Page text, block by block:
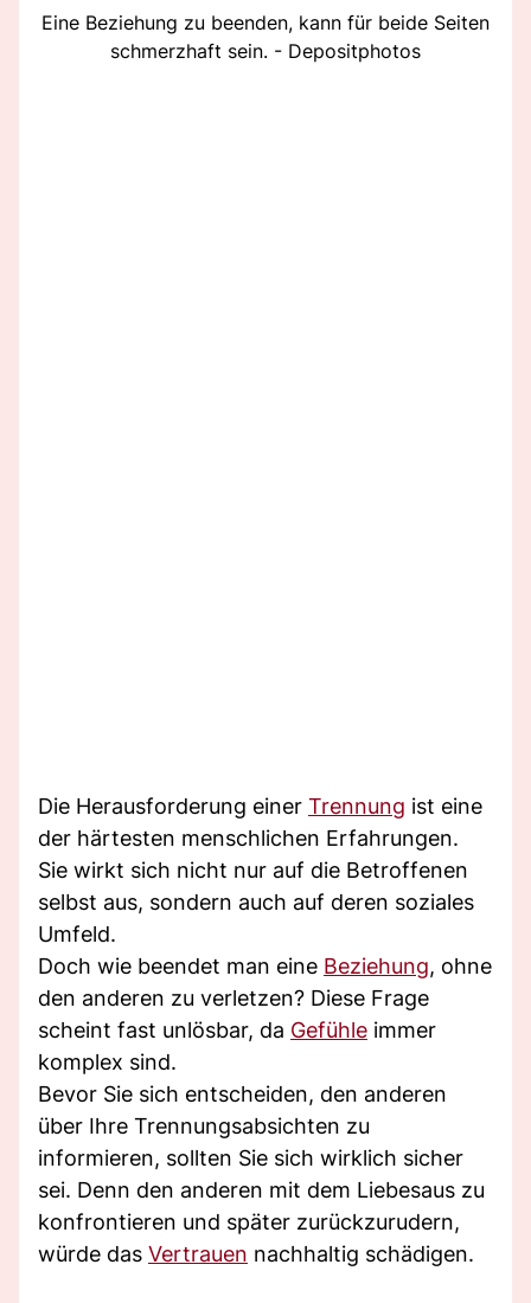
Eine Beziehung zu beenden, kann für beide Seiten
schmerzhaft sein. - Depositphotos
Die Herausforderung einer Trennung ist eine
der härtesten menschlichen Erfahrungen.
Sie wirkt sich nicht nur auf die Betroffenen
selbst aus, sondern auch auf deren soziales
Umfeld.
Doch wie beendet man eine Beziehung, ohne
den anderen zu verletzen? Diese Frage
scheint fast unlösbar, da Gefühle immer
komplex sind.
Bevor Sie sich entscheiden, den anderen
über Ihre Trennungsabsichten zu
informieren, sollten Sie sich wirklich sicher
sei. Denn den anderen mit dem Liebesaus zu
konfrontieren und später zurückzurudern,
würde das Vertrauen nachhaltig schädigen.